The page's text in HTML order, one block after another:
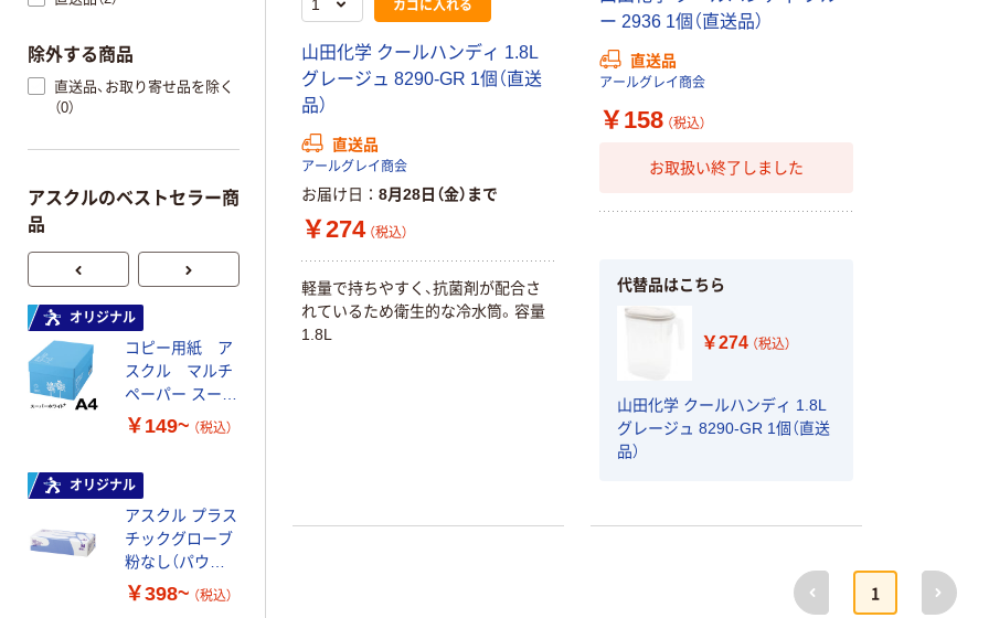
カゴに入れる
山田化学 クールハンディ 1.8L
グレージュ 8290-GR 1個（直送
品）
直送品
アールグレイ商会
お届け日 8月28日（金）まで
￥274 （税込）
軽量で持ちやすく、抗菌剤が配合さ
れているため衛生的な冷水筒。容量
1.8L
ー 2936 1個（直送品）
直送品
アールグレイ商会
￥158 （税込）
お取扱い終了しました
代替品はこちら
￥274 （税込）
山田化学 クールハンディ 1.8L
グレージュ 8290-GR 1個（直送
品）
前へ
1
次へ
除外する商品
直送品、お取り寄せ品を除く
（0）
アスクルのベストセラー商
品
オリジナル
コピー用紙 ア
スクル マルチ
ペーパー スーパ
ーホワイト+
￥149~ （税込）
オリジナル
アスクル プラス
チックグローブ
粉なし（パウダ
ーフリー）
￥398~ （税込）
本気プライス 本気プライス
トイレットペー
120ｍ 再生紙
100% 6ロール
リサイクル100
芯あり FSC認
￥470~ （税込）
ローブ ブル
ー 粉なし（パ
￥698~ （税込）